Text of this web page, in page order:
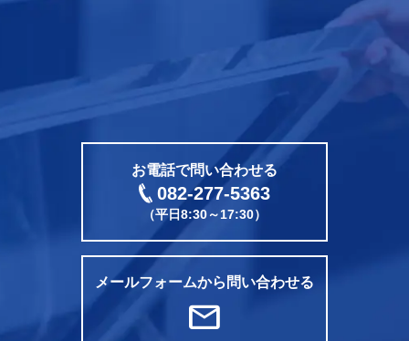
CONTACT
お電話で問い合わせる
082-277-5363
（平日8:30～17:30）
メールフォームから問い合わせる
mail